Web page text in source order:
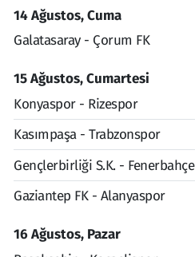
14 Ağustos, Cuma
Galatasaray - Çorum FK
15 Ağustos, Cumartesi
Konyaspor - Rizespor
Kasımpaşa - Trabzonspor
Gençlerbirliği S.K. - Fenerbahçe
Gaziantep FK - Alanyaspor
16 Ağustos, Pazar